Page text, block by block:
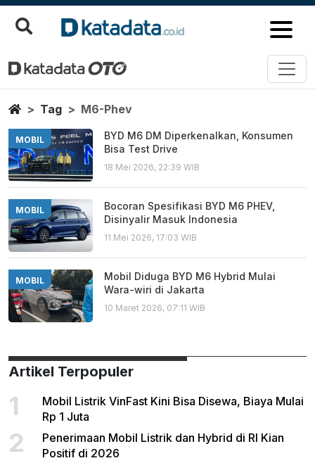
M6 Phev
Berita Terbaru
HomeTag M6-Phev
MOBIL
BYD M6 DM Diperkenalkan, Konsumen
Bisa Test Drive
18 Mei 2026, 22:39 WIB
MOBIL
Bocoran Spesifikasi BYD M6 PHEV,
Disinyalir Masuk Indonesia
11 Mei 2026, 17:03 WIB
MOBIL
Mobil Diduga BYD M6 Hybrid Mulai
Wara-wiri di Jakarta
10 Maret 2026, 07:11 WIB
Artikel Terpopuler
1
Mobil Listrik VinFast Kini Bisa Disewa, Biaya Mulai
Rp 1 Juta
2
Penerimaan Mobil Listrik dan Hybrid di RI Kian
Positif di 2026